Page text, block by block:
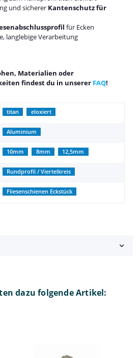
und sicherer Kantenschutz für
für Ecken
langlebige Verarbeitung
Materialien oder
findest du in unserer FAQ!
titan eloxiert
Aluminium
10mm 8mm 12,5mm
Rundprofil / Viertelkreis
Fliesenschienen Eckstück
dazu folgende Artikel: